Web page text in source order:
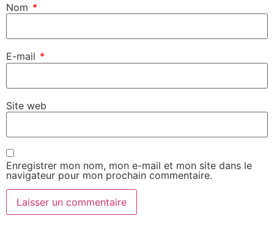
Nom *
E-mail *
Site web
Enregistrer mon nom, mon e-mail et mon site dans le
navigateur pour mon prochain commentaire.